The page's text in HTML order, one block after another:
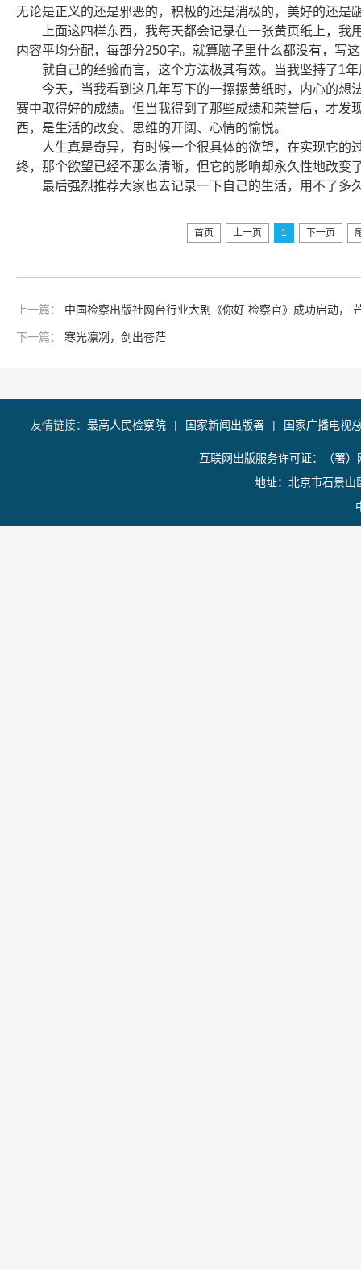
无论是正义的还是邪恶的，积极的还是消极的，美好的还是
上面这四样东西，我每天都会记录在一张黄页纸上，
内容平均分配，每部分250字。就算脑子里什么都没有，写
就自己的经验而言，这个方法极其有效。当我坚持了1
今天，当我看到这几年写下的一摞摞黄纸时，内心的想
赛中取得好的成绩。但当我得到了那些成绩和荣誉后，才
西，是生活的改变、思维的开阔、心情的愉悦。
人生真是奇异，有时候一个很具体的欲望，在实现它
终，那个欲望已经不那么清晰，但它的影响却永久性地改变
最后强烈推荐大家也去记录一下自己的生活，用不了多
首页 上一页 1 下一页
上一篇： 中国检察出版社网台行业大剧《你好 检察官》成功启动，
下一篇： 寒光凛冽，剑出苍茫
友情链接： 最高人民检察院 | 国家新闻出版署 | 国家广播电视
互联网出版服务许可证：（署
地址：北京市石景